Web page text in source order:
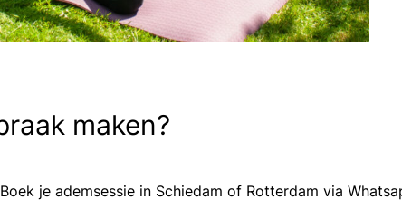
maken?
je ademsessie in Schiedam of Rotterdam via